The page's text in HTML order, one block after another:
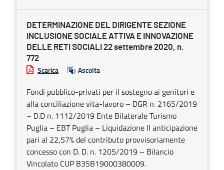
DETERMINAZIONE DEL DIRIGENTE SEZIONE
INCLUSIONE SOCIALE ATTIVA E INNOVAZIONE
DELLE RETI SOCIALI 22 settembre 2020, n.
772
Scarica Ascolta
Fondi pubblico-privati per il sostegno ai genitori e
alla conciliazione vita-lavoro – DGR n. 2165/2019
– D.D n. 1112/2019 Ente Bilaterale Turismo
Puglia – EBT Puglia – Liquidazione II anticipazione
pari al 22,57% del contributo provvisoriamente
concesso con D. D. n. 1205/2019 – Bilancio
Vincolato CUP B35B19000380009.